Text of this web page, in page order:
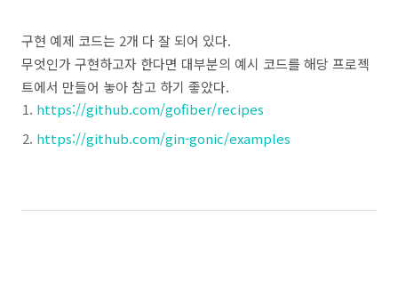
구현 예제 코드는 2개 다 잘 되어 있다.
무엇인가 구현하고자 한다면 대부분의 예시 코드를 해당 프로젝
트에서 만들어 놓아 참고 하기 좋았다.
https://github.com/gofiber/recipes
https://github.com/gin-gonic/examples